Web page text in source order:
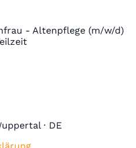
- Altenpflege (m/w/d)
· DE